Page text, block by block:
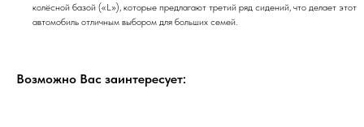
колёсной базой («L»), которые предлагают третий ряд сидений, что делает этот
автомобиль отличным выбором для больших семей.
Возможно Вас заинтересует: